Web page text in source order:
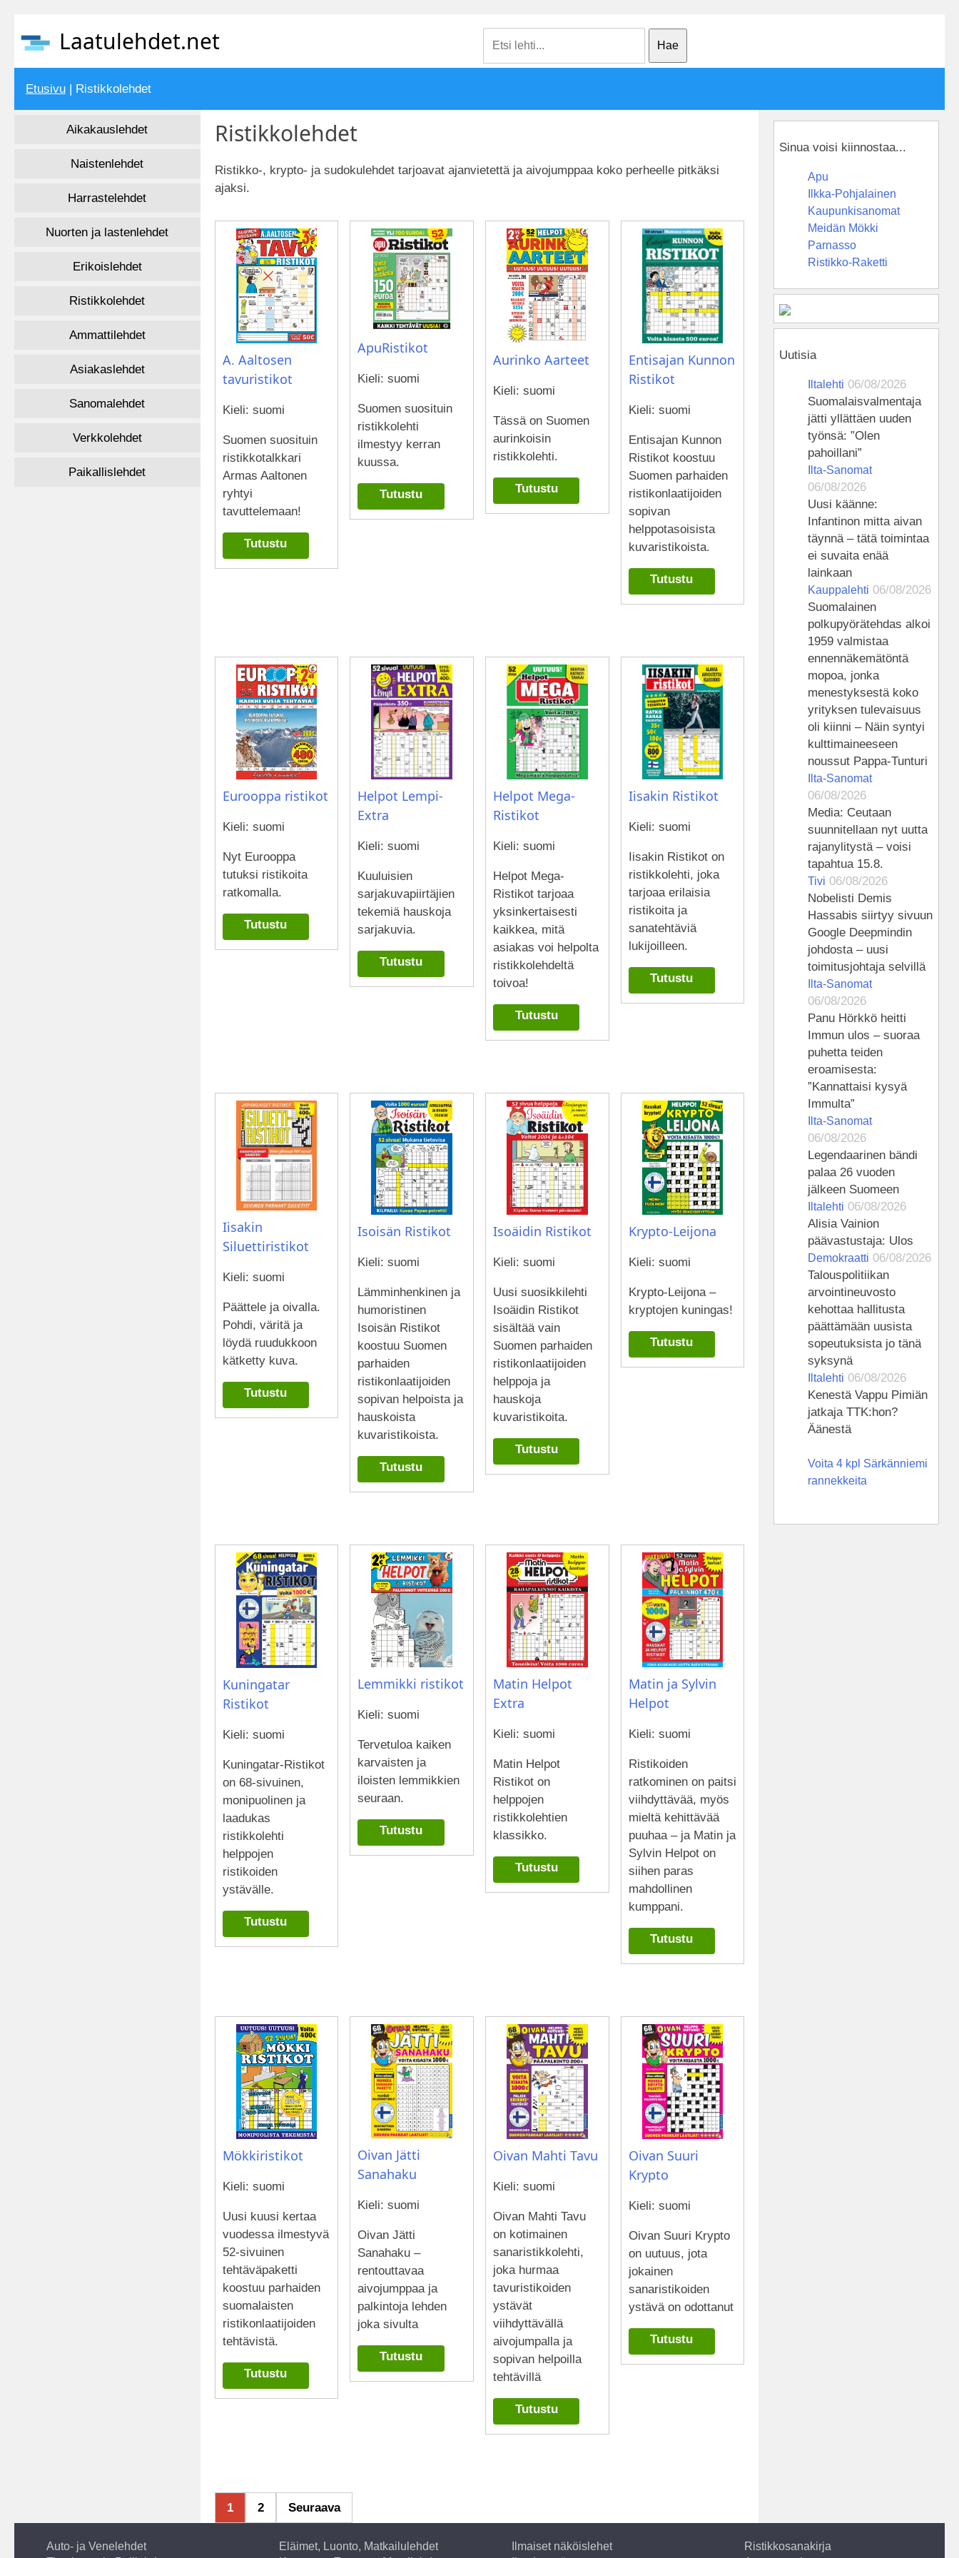
Laatulehdet.net
Etusivu | Ristikkolehdet
Aikakauslehdet
Naistenlehdet
Harrastelehdet
Nuorten ja lastenlehdet
Erikoislehdet
Ristikkolehdet
Ammattilehdet
Asiakaslehdet
Sanomalehdet
Verkkolehdet
Paikallislehdet
Ristikkolehdet
Ristikko-, krypto- ja sudokulehdet tarjoavat ajanvietettä ja aivojumppaa koko perheelle pitkäksi
ajaksi.
A. Aaltosen
tavuristikot
Kieli: suomi
Suomen suosituin
ristikkotalkkari
Armas Aaltonen
ryhtyi
tavuttelemaan!
Tutustu
ApuRistikot
Kieli: suomi
Suomen suosituin
ristikkolehti
ilmestyy kerran
kuussa.
Tutustu
Aurinko Aarteet
Kieli: suomi
Tässä on Suomen
aurinkoisin
ristikkolehti.
Tutustu
Entisajan Kunnon
Ristikot
Kieli: suomi
Entisajan Kunnon
Ristikot koostuu
Suomen parhaiden
ristikonlaatijoiden
sopivan
helppotasoisista
kuvaristikoista.
Tutustu
Eurooppa ristikot
Kieli: suomi
Nyt Eurooppa
tutuksi ristikoita
ratkomalla.
Tutustu
Helpot Lempi-
Extra
Kieli: suomi
Kuuluisien
sarjakuvapiirtäjien
tekemiä hauskoja
sarjakuvia.
Tutustu
Helpot Mega-
Ristikot
Kieli: suomi
Helpot Mega-
Ristikot tarjoaa
yksinkertaisesti
kaikkea, mitä
asiakas voi helpolta
ristikkolehdeltä
toivoa!
Tutustu
Iisakin Ristikot
Kieli: suomi
Iisakin Ristikot on
ristikkolehti, joka
tarjoaa erilaisia
ristikoita ja
sanatehtäviä
lukijoilleen.
Tutustu
Iisakin
Siluettiristikot
Kieli: suomi
Päättele ja oivalla.
Pohdi, väritä ja
löydä ruudukkoon
kätketty kuva.
Tutustu
Isoisän Ristikot
Kieli: suomi
Lämminhenkinen ja
humoristinen
Isoisän Ristikot
koostuu Suomen
parhaiden
ristikonlaatijoiden
sopivan helpoista ja
hauskoista
kuvaristikoista.
Tutustu
Isoäidin Ristikot
Kieli: suomi
Uusi suosikkilehti
Isoäidin Ristikot
sisältää vain
Suomen parhaiden
ristikonlaatijoiden
helppoja ja
hauskoja
kuvaristikoita.
Tutustu
Krypto-Leijona
Kieli: suomi
Krypto-Leijona –
kryptojen kuningas!
Tutustu
Kuningatar
Ristikot
Kieli: suomi
Kuningatar-Ristikot
on 68-sivuinen,
monipuolinen ja
laadukas
ristikkolehti
helppojen
ristikoiden
ystävälle.
Tutustu
Lemmikki ristikot
Kieli: suomi
Tervetuloa kaiken
karvaisten ja
iloisten lemmikkien
seuraan.
Tutustu
Matin Helpot
Extra
Kieli: suomi
Matin Helpot
Ristikot on
helppojen
ristikkolehtien
klassikko.
Tutustu
Matin ja Sylvin
Helpot
Kieli: suomi
Ristikoiden
ratkominen on paitsi
viihdyttävää, myös
mieltä kehittävää
puuhaa – ja Matin ja
Sylvin Helpot on
siihen paras
mahdollinen
kumppani.
Tutustu
Mökkiristikot
Kieli: suomi
Uusi kuusi kertaa
vuodessa ilmestyvä
52-sivuinen
tehtäväpaketti
koostuu parhaiden
suomalaisten
ristikonlaatijoiden
tehtävistä.
Tutustu
Oivan Jätti
Sanahaku
Kieli: suomi
Oivan Jätti
Sanahaku –
rentouttavaa
aivojumppaa ja
palkintoja lehden
joka sivulta
Tutustu
Oivan Mahti Tavu
Kieli: suomi
Oivan Mahti Tavu
on kotimainen
sanaristikkolehti,
joka hurmaa
tavuristikoiden
ystävät
viihdyttävällä
aivojumpalla ja
sopivan helpoilla
tehtävillä
Tutustu
Oivan Suuri
Krypto
Kieli: suomi
Oivan Suuri Krypto
on uutuus, jota
jokainen
sanaristikoiden
ystävä on odottanut
Tutustu
1 2 Seuraava
Sinua voisi kiinnostaa...
Apu
Ilkka-Pohjalainen
Kaupunkisanomat
Meidän Mökki
Parnasso
Ristikko-Raketti
Uutisia
Iltalehti 06/08/2026
Suomalais­valmentaja
jätti yllättäen uuden
työnsä: ”Olen
pahoillani”
Ilta-Sanomat
06/08/2026
Uusi käänne:
Infantinon mitta aivan
täynnä – tätä toimintaa
ei suvaita enää
lainkaan
Kauppalehti 06/08/2026
Suomalainen
polkupyörätehdas alkoi
1959 valmistaa
ennennäkemätöntä
mopoa, jonka
menestyksestä koko
yrityksen tulevaisuus
oli kiinni – Näin syntyi
kulttimaineeseen
noussut Pappa-Tunturi
Ilta-Sanomat
06/08/2026
Media: Ceutaan
suunnitellaan nyt uutta
rajanylitystä – voisi
tapahtua 15.8.
Tivi 06/08/2026
Nobelisti Demis
Hassabis siirtyy sivuun
Google Deepmindin
johdosta – uusi
toimitusjohtaja selvillä
Ilta-Sanomat
06/08/2026
Panu Hörkkö heitti
Immun ulos – suoraa
puhetta teiden
eroamisesta:
”Kannattaisi kysyä
Immulta”
Ilta-Sanomat
06/08/2026
Legendaarinen bändi
palaa 26 vuoden
jälkeen Suomeen
Iltalehti 06/08/2026
Alisia Vainion
päävastustaja: Ulos
Demokraatti 06/08/2026
Talouspolitiikan
arvointineuvosto
kehottaa hallitusta
päättämään uusista
sopeutuksista jo tänä
syksynä
Iltalehti 06/08/2026
Kenestä Vappu Pimiän
jatkaja TTK:hon?
Äänestä
Voita 4 kpl Särkänniemi
rannekkeita
Auto- ja Venelehdet
Eläimet, Luonto, Matkailulehdet
Ilmaiset näköislehet
Ristikkosanakirja